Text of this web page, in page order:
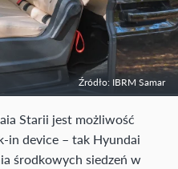
Źródło: IBRM Samar
Starii jest możliwość
in device – tak Hyundai
środkowych siedzeń w